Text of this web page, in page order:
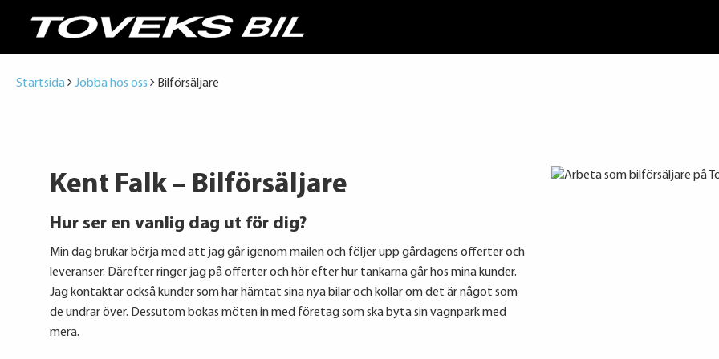
Startsida Jobba hos oss Bilförsäljare
Kent Falk – Bilförsäljare
Hur ser en vanlig dag ut för dig?
Min dag brukar börja med att jag går igenom mailen och följer upp gårdagens offerter och
leveranser. Därefter ringer jag på offerter och hör efter hur tankarna går hos mina kunder.
Jag kontaktar också kunder som har hämtat sina nya bilar och kollar om det är något som
de undrar över. Dessutom bokas möten in med företag som ska byta sin vagnpark med
mera.